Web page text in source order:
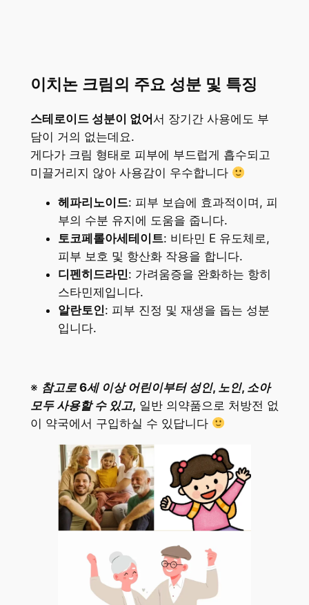
이치논 크림의 주요 성분 및 특징
스테로이드 성분이 없어 서 장기간 사용에도 부
담이 거의 없는데요.
게다가 크림 형태로 피부에 부드럽게 흡수되고
미끌거리지 않아 사용감이 우수합니다
헤파리노이드: 피부 보습에 효과적이며, 피
부의 수분 유지에 도움을 줍니다.
토코페롤아세테이트: 비타민 E 유도체로,
피부 보호 및 항산화 작용을 합니다.
디펜히드라민: 가려움증을 완화하는 항히
스타민제입니다.
알란토인: 피부 진정 및 재생을 돕는 성분
입니다.
※ 참고로 6세 이상 어린이부터 성인, 노인, 소아
모두 사용할 수 있고, 일반 의약품으로 처방전 없
이 약국에서 구입하실 수 있답니다